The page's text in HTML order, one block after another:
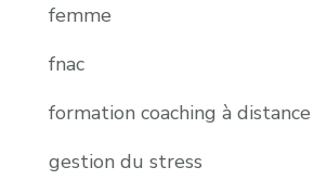
femme
fnac
formation coaching à distance
gestion du stress